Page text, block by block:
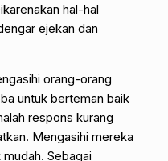
hal-hal
ejekan dan
orang-orang
untuk berteman baik
respons kurang
Mengasihi mereka
Sebagai